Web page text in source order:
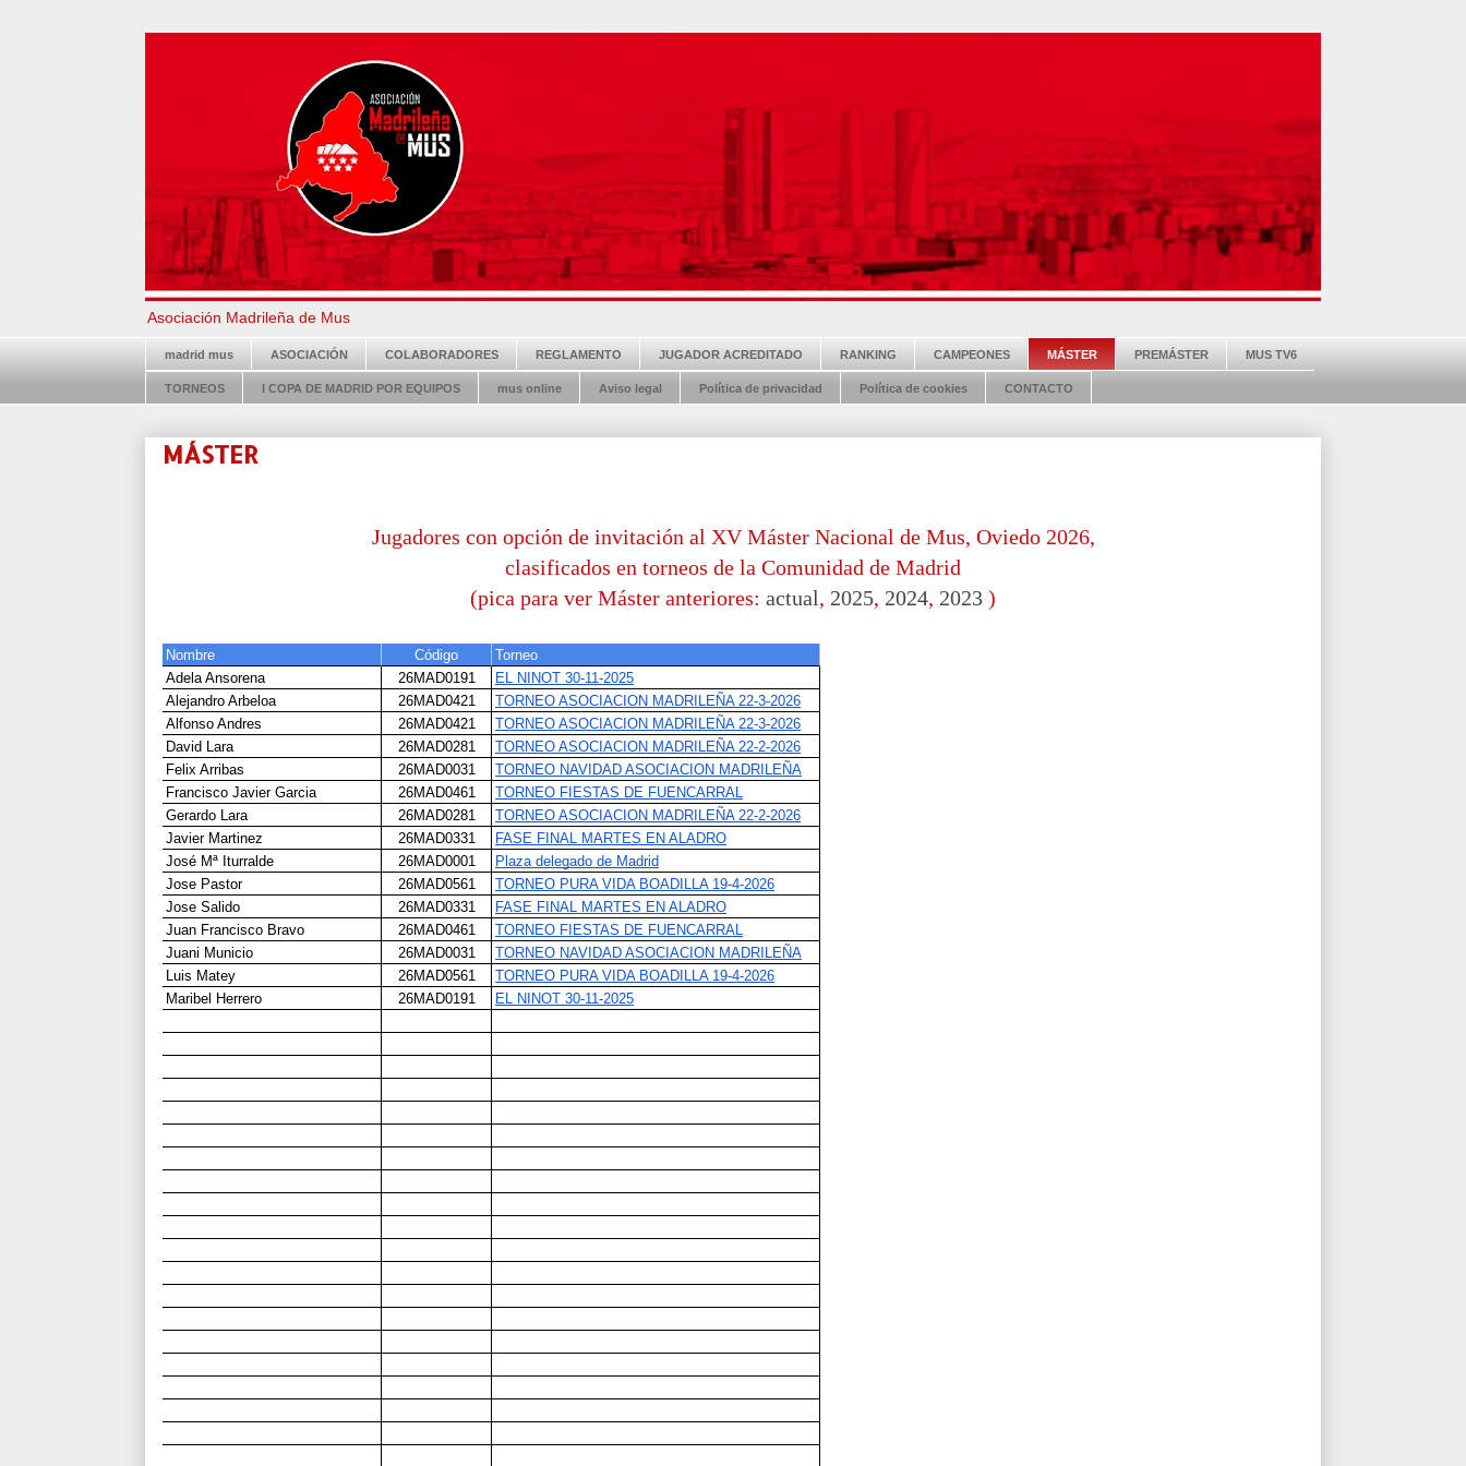
Asociación Madrileña de Mus
madrid mus ASOCIACIÓN COLABORADORES REGLAMENTO JUGADOR ACREDITADO RANKING CAMPEONES MÁSTER PREMÁSTER MUS TV6
TORNEOS I COPA DE MADRID POR EQUIPOS mus online Aviso legal Política de privacidad Política de cookies CONTACTO
MÁSTER
Jugadores con opción de invitación al XV Máster Nacional de Mus, Oviedo 2026,
clasificados en torneos de la Comunidad de Madrid
(pica para ver Máster anteriores: actual, 2025, 2024, 2023 )